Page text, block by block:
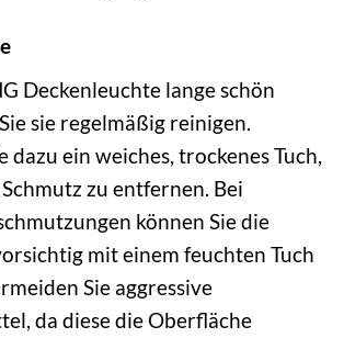
Deckenleuchte lange schön
sie regelmäßig reinigen.
dazu ein weiches, trockenes Tuch,
zu entfernen. Bei
können Sie die
mit einem feuchten Tuch
Sie aggressive
da diese die Oberfläche